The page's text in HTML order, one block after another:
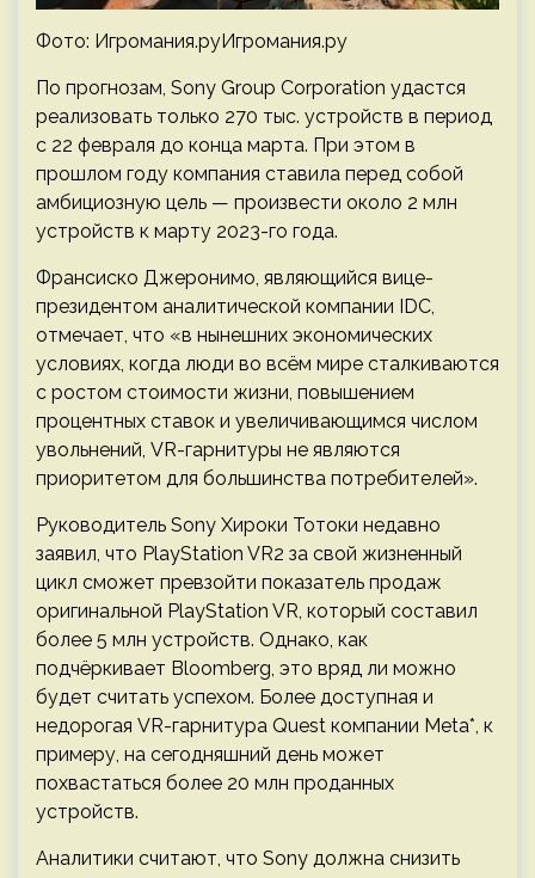
Фото: Игромания.руИгромания.ру
По прогнозам, Sony Group Corporation удастся
реализовать только 270 тыс. устройств в период
с 22 февраля до конца марта. При этом в
прошлом году компания ставила перед собой
амбициозную цель — произвести около 2 млн
устройств к марту 2023-го года.
Франсиско Джеронимо, являющийся вице-
президентом аналитической компании IDC,
отмечает, что «в нынешних экономических
условиях, когда люди во всём мире сталкиваются
с ростом стоимости жизни, повышением
процентных ставок и увеличивающимся числом
увольнений, VR-гарнитуры не являются
приоритетом для большинства потребителей».
Руководитель Sony Хироки Тотоки недавно
заявил, что PlayStation VR2 за свой жизненный
цикл сможет превзойти показатель продаж
оригинальной PlayStation VR, который составил
более 5 млн устройств. Однако, как
подчёркивает Bloomberg, это вряд ли можно
будет считать успехом. Более доступная и
недорогая VR-гарнитура Quest компании Meta*, к
примеру, на сегодняшний день может
похвастаться более 20 млн проданных
устройств.
Аналитики считают, что Sony должна снизить